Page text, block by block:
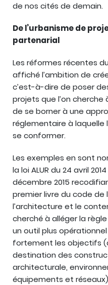
de nos cités de demain.
De l’urbanisme de
partenarial
Les réformes récentes
affiché l’ambition de
c’est-à-dire de poser
projets que l’on
de se borner à une
réglementaire à
se conformer.
Les exemples en sont
la loi ALUR du 24 avril
décembre 2015
premier livre du code de
l’architecture et le
cherché à alléger la
un outil plus
fortement les objectifs
destination des
architecturale,
équipements et